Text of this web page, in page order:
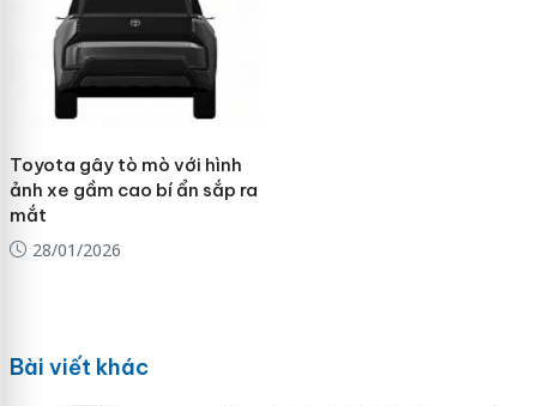
Toyota gây tò mò với hình
ảnh xe gầm cao bí ẩn sắp ra
mắt
28/01/2026
Bài viết khác